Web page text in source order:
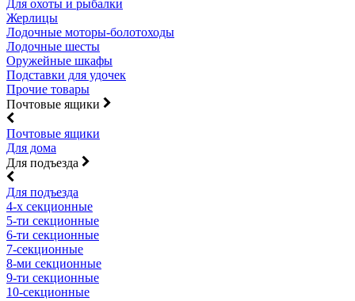
Для охоты и рыбалки
Жерлицы
Лодочные моторы-болотоходы
Лодочные шесты
Оружейные шкафы
Подставки для удочек
Прочие товары
Почтовые ящики
Почтовые ящики
Для дома
Для подъезда
Для подъезда
4-х секционные
5-ти секционные
6-ти секционные
7-секционные
8-ми секционные
9-ти секционные
10-секционные